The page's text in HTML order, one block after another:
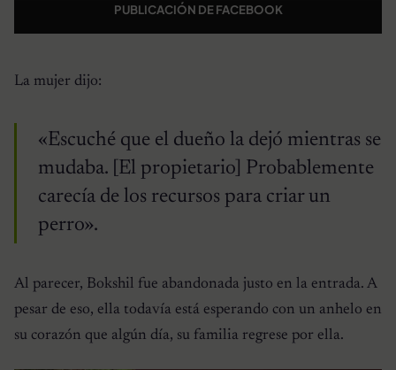
PUBLICACIÓN DE FACEBOOK
La mujer dijo:
«Escuché que el dueño la dejó mientras se
mudaba. [El propietario] Probablemente
carecía de los recursos para criar un
perro».
Al parecer, Bokshil fue abandonada justo en la entrada. A
pesar de eso, ella todavía está esperando con un anhelo en
su corazón que algún día, su familia regrese por ella.